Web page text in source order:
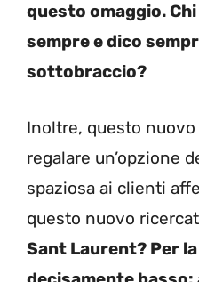
questo omaggio.
sempre e dico
sottobraccio?
Inoltre, questo
regalare un’opzione
spaziosa ai clienti
questo nuovo
Sant Laurent? Per